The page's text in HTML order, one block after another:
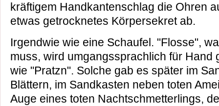
kräftigem Handkantenschlag die Ohren
etwas getrocknetes Körpersekret ab.
Irgendwie wie eine Schaufel. "Flosse",
muss, wird umgangssprachlich für Hand
wie "Pratzn". Solche gab es später im
Blättern, im Sandkasten neben toten
Auge eines toten Nachtschmetterlings,